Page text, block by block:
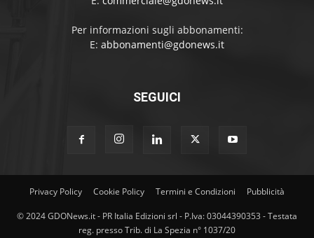
Per informazioni sugli abbonamenti:
E: abbonamenti@gdonews.it
SEGUICI
Privacy Policy Cookie Policy Termini e Condizioni Pubblicità
© 2024 GDONews.it - PR Italia Edizioni srl - P.Iva: 03044390353 - Testata
reg. presso Trib. di La Spezia n° 1037/20